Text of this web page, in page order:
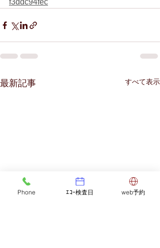
f3ddc94fec
最新記事 すべて表示
Phone ｴｺｰ検査日 web予約